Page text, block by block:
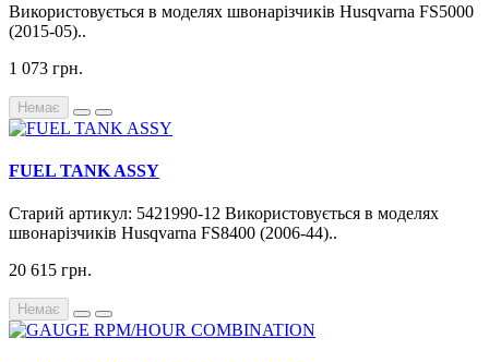
Використовується в моделях швонарізчиків Husqvarna FS5000
(2015-05)..
1 073 грн.
Немає
FUEL TANK ASSY
Старий артикул: 5421990-12 Використовується в моделях
швонарізчиків Husqvarna FS8400 (2006-44)..
20 615 грн.
Немає